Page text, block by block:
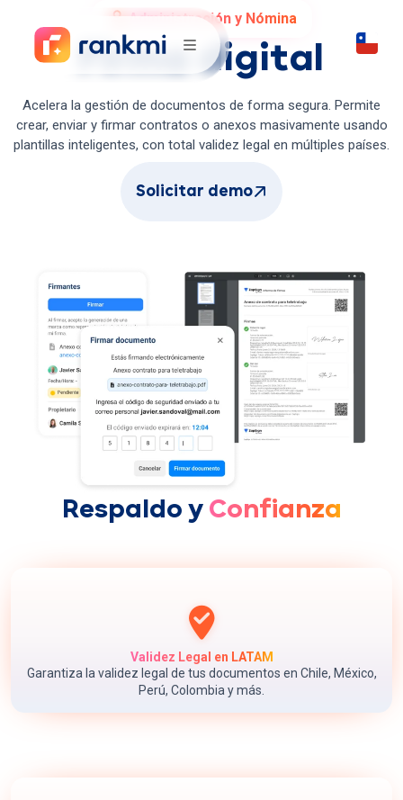
Administración y Nómina
Firma digital
Acelera la gestión de documentos de forma segura. Permite
crear, enviar y firmar contratos o anexos masivamente usando
plantillas inteligentes, con total validez legal en múltiples países.
Solicitar demo
Respaldo y Confianza
Validez Legal en LATAM
Garantiza la validez legal de tus documentos en Chile, México,
Perú, Colombia y más.